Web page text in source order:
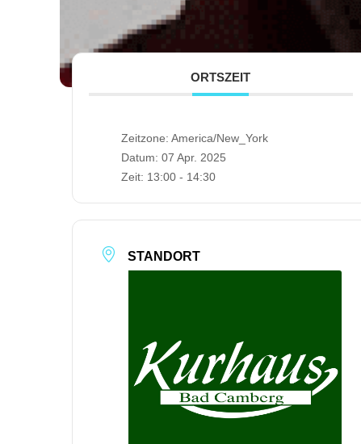
ORTSZEIT
Zeitzone: America/New_York
Datum: 07 Apr. 2025
Zeit: 13:00 - 14:30
STANDORT